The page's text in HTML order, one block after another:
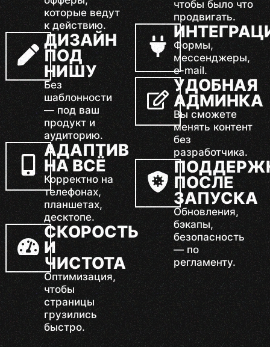
которые ведут
к действию.
ДИЗАЙН
ПОД
НИШУ
Без
шаблонности
— под ваш
продукт и
аудиторию.
АДАПТИВ
НА ВСЁ
Корректно на
телефонах,
планшетах,
десктопе.
СКОРОСТЬ
И
ЧИСТОТА
Оптимизация,
чтобы
страницы
грузились
быстро.
чтобы было что
продвигать.
Формы,
мессенджеры,
e-mail.
УДОБНАЯ
АДМИНКА
Вы сможете
менять контент
без
разработчика.
ПОСЛЕ
ЗАПУСКА
Обновления,
бэкапы,
безопасность
— по
регламенту.